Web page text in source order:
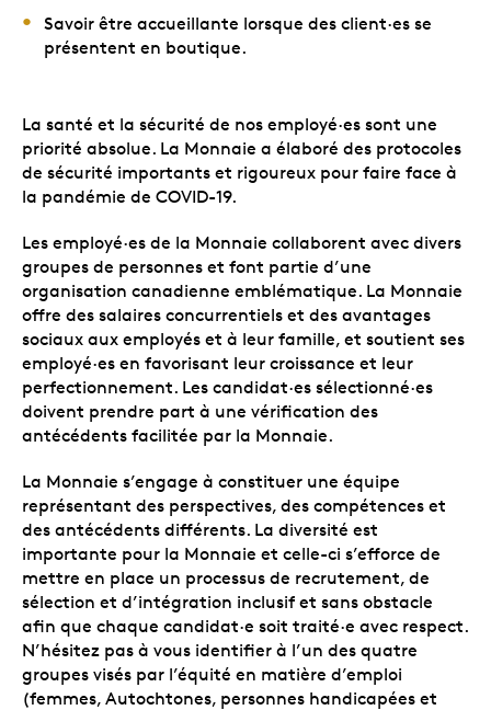
Savoir être accueillante lorsque des client·es se
présentent en boutique.
La santé et la sécurité de nos employé·es sont une
priorité absolue. La Monnaie a élaboré des protocoles
de sécurité importants et rigoureux pour faire face à
la pandémie de COVID-19.
Les employé·es de la Monnaie collaborent avec divers
groupes de personnes et font partie d’une
organisation canadienne emblématique. La Monnaie
offre des salaires concurrentiels et des avantages
sociaux aux employés et à leur famille, et soutient ses
employé·es en favorisant leur croissance et leur
perfectionnement. Les candidat·es sélectionné·es
doivent prendre part à une vérification des
antécédents facilitée par la Monnaie.
La Monnaie s’engage à constituer une équipe
représentant des perspectives, des compétences et
des antécédents différents. La diversité est
importante pour la Monnaie et celle-ci s’efforce de
mettre en place un processus de recrutement, de
sélection et d’intégration inclusif et sans obstacle
afin que chaque candidat·e soit traité·e avec respect.
N’hésitez pas à vous identifier à l’un des quatre
groupes visés par l’équité en matière d’emploi
(femmes, Autochtones, personnes handicapées et